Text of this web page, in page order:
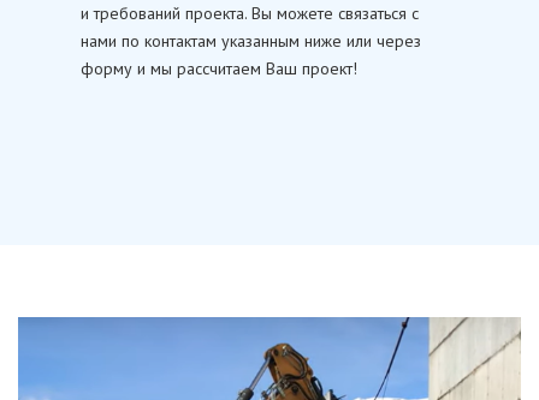
и требований проекта. Вы можете связаться с
нами по контактам указанным ниже или через
форму и мы рассчитаем Ваш проект!